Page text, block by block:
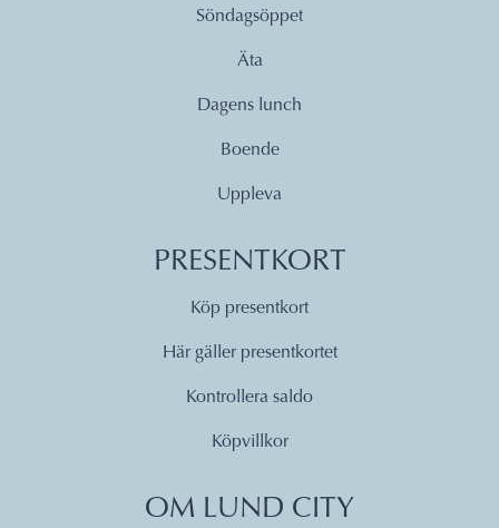
Söndagsöppet
Äta
Dagens lunch
Boende
Uppleva
PRESENTKORT
Köp presentkort
Här gäller presentkortet
Kontrollera saldo
Köpvillkor
OM LUND CITY